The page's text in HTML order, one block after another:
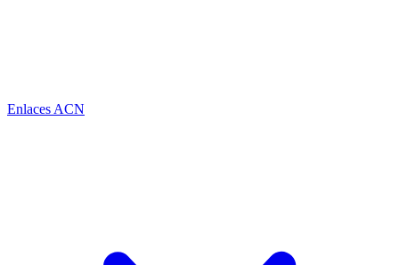
Enlaces ACN